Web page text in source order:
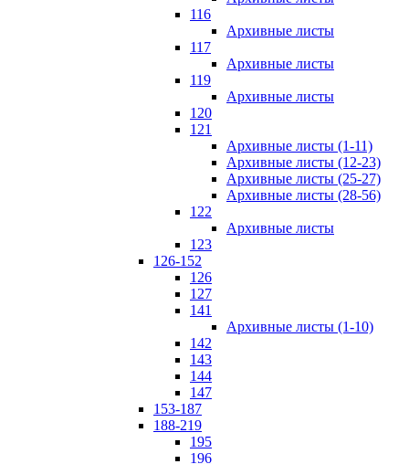
116
Архивные листы
117
Архивные листы
119
Архивные листы
120
121
Архивные листы (1-11)
Архивные листы (12-23)
Архивные листы (25-27)
Архивные листы (28-56)
122
Архивные листы
123
126-152
126
127
141
Архивные листы (1-10)
142
143
144
147
153-187
188-219
195
196